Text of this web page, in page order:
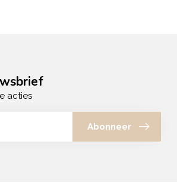
acties
Abonneer